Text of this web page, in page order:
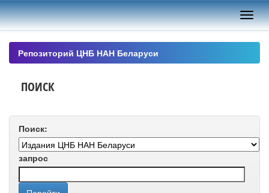
Skip
navigation
Репозиторий ЦНБ НАН Беларуси
ПОИСК
Поиск:
запрос